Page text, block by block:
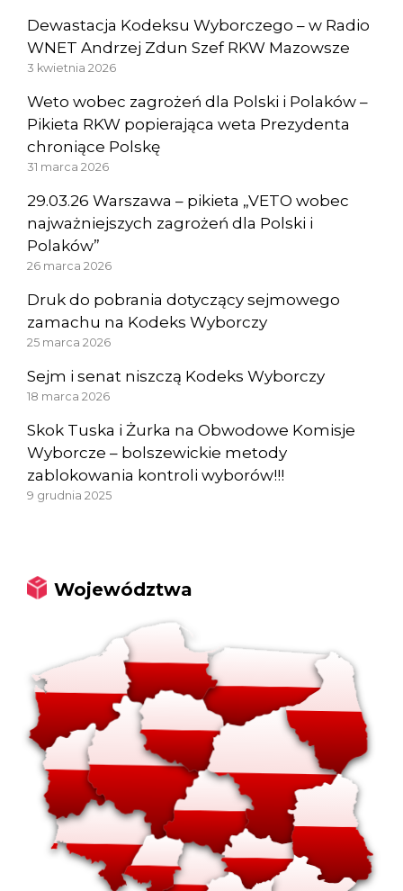
Dewastacja Kodeksu Wyborczego – w Radio
WNET Andrzej Zdun Szef RKW Mazowsze
3 kwietnia 2026
Weto wobec zagrożeń dla Polski i Polaków –
Pikieta RKW popierająca weta Prezydenta
chroniące Polskę
31 marca 2026
29.03.26 Warszawa – pikieta „VETO wobec
najważniejszych zagrożeń dla Polski i
Polaków”
26 marca 2026
Druk do pobrania dotyczący sejmowego
zamachu na Kodeks Wyborczy
25 marca 2026
Sejm i senat niszczą Kodeks Wyborczy
18 marca 2026
Skok Tuska i Żurka na Obwodowe Komisje
Wyborcze – bolszewickie metody
zablokowania kontroli wyborów!!!
9 grudnia 2025
Województwa